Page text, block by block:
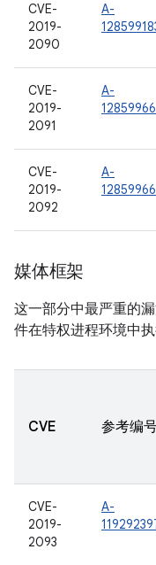
CVE-
2019-
2090
A-
CVE-
2019-
2091
A-
CVE-
2019-
2092
A-
媒体框架
这一部分中最严重的
件在特权进程环境中执
CVE 参考编
CVE-
2019-
2093
A-